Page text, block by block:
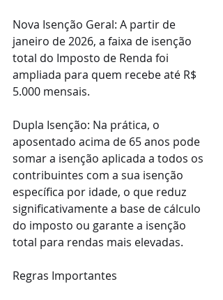
Nova Isenção Geral: A partir de
janeiro de 2026, a faixa de isenção
total do Imposto de Renda foi
ampliada para quem recebe até R$
5.000 mensais.
Dupla Isenção: Na prática, o
aposentado acima de 65 anos pode
somar a isenção aplicada a todos os
contribuintes com a sua isenção
específica por idade, o que reduz
significativamente a base de cálculo
do imposto ou garante a isenção
total para rendas mais elevadas.
Regras Importantes